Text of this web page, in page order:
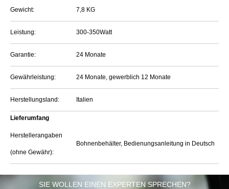
Gewicht: 7,8 KG
Leistung: 300-350Watt
Garantie: 24 Monate
Gewährleistung: 24 Monate, gewerblich 12 Monate
Herstellungsland: Italien
Lieferumfang
Herstellerangaben
(ohne Gewähr):
Bohnenbehälter, Bedienungsanleitung in Deutsch
SIE WOLLEN EINEN EXPERTEN SPRECHEN?